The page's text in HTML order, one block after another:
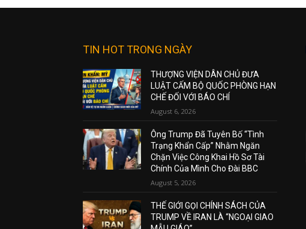
TIN HOT TRONG NGÀY
THƯỢNG VIỆN DÂN CHỦ ĐƯA
LUẬT CẤM BỘ QUỐC PHÒNG HẠN
CHẾ ĐỐI VỚI BÁO CHÍ
August 6, 2026
Ông Trump Đã Tuyên Bố “Tình
Trạng Khẩn Cấp” Nhằm Ngăn
Chặn Việc Công Khai Hồ Sơ Tài
Chính Của Mình Cho Đài BBC
August 5, 2026
THẾ GIỚI GỌI CHÍNH SÁCH CỦA
TRUMP VỀ IRAN LÀ “NGOẠI GIAO